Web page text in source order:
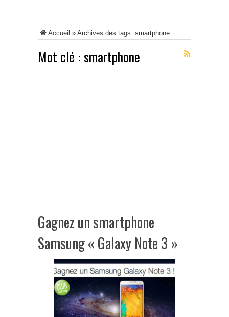
Accueil » Archives des tags: smartphone
Mot clé :smartphone
Gagnez un smartphone
Samsung « Galaxy Note 3 »